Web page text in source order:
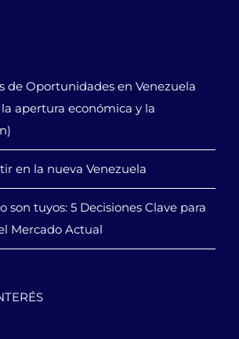
de Oportunidades en Venezuela
apertura económica y la
en la nueva Venezuela
son tuyos: 5 Decisiones Clave para
Mercado Actual